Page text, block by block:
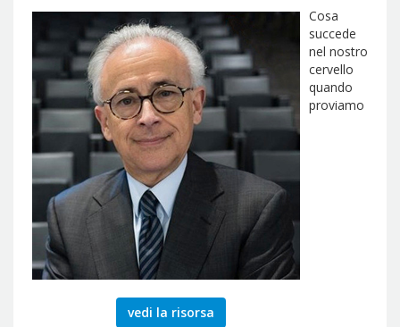
vedi la risorsa
Cosa
succede
nel nostro
cervello
quando
proviamo